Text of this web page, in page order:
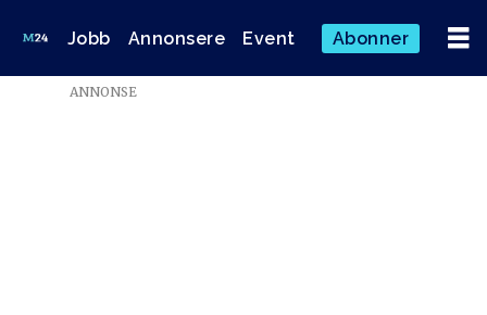
Jobb Annonsere Event Abonner
ANNONSE